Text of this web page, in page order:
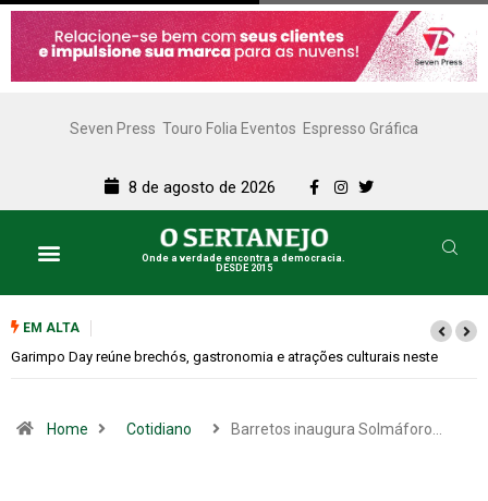
Seven Press Touro Folia Eventos Espresso Gráfica
8 de agosto de 2026
Onde a verdade encontra a democracia.
DESDE 2015
EM ALTA
Bugonia transforma paranoia e conspiração em um suspense imprevisível
Home Cotidiano Barretos inaugura Solmáforo…